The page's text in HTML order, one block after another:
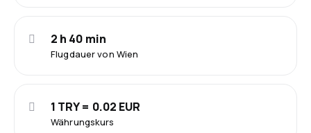
Flugdauer von Wien
2 h 40 min
Währungskurs
1 TRY = 0.02 EUR